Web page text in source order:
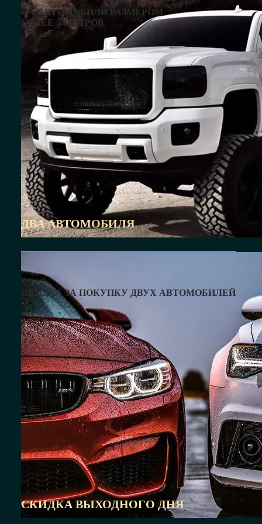
НА АВТОМОБИЛИ РАЗМЕРОМ
БОЛЕЕ 5 МЕТРОВ
ДВА АВТОМОБИЛЯ
СКИДКА ЗА ПОКУПКУ ДВУХ АВТОМОБИЛЕЙ
СКИДКА ВЫХОДНОГО ДНЯ